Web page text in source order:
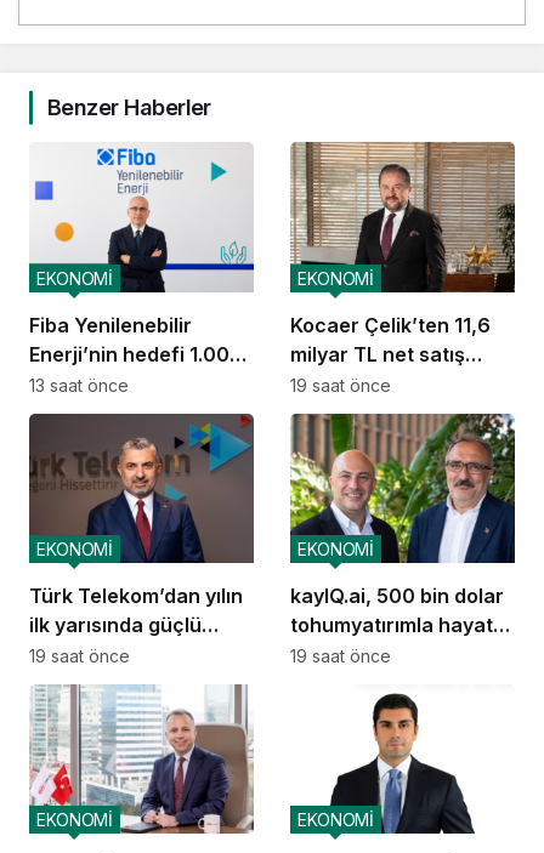
Benzer Haberler
Fiba Yenilenebilir
Enerji’nin hedefi 1.000
MW
EKONOMİ
13 saat önce
Kocaer Çelik’ten 11,6
milyar TL net satış
geliri
EKONOMİ
19 saat önce
Türk Telekom’dan yılın
ilk yarısında güçlü
performans
EKONOMİ
19 saat önce
kayIQ.ai, 500 bin dolar
tohumyatırımla hayata
geçti
EKONOMİ
19 saat önce
EKONOMİ EKONOMİ